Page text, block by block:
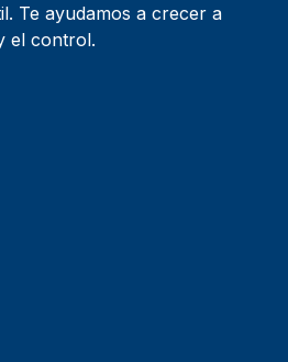
Te ayudamos a crecer a
el control.